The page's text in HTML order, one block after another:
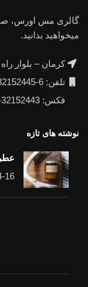
گالری مس اورس،
میخواهید بدانید.
کرمان – بلوار راه
تلفن: 6-32152445-034
فکس: 32152443-034
نوشته های تازه
16